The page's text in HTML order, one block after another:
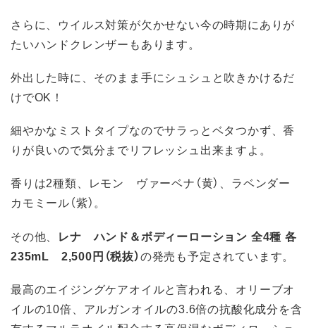
さらに、ウイルス対策が欠かせない今の時期にありが
たいハンドクレンザーもあります。
外出した時に、そのまま手にシュシュと吹きかけるだ
けでOK！
細やかなミストタイプなのでサラっとベタつかず、香
りが良いので気分までリフレッシュ出来ますよ。
香りは2種類、レモン ヴァーベナ（黄）、ラベンダー
カモミール（紫）。
その他、 レナ ハンド＆ボディーローション 全4種 各
235mL 2,500円（税抜）の発売も予定されています。
最高のエイジングケアオイルと言われる、オリーブオ
イルの10倍、アルガンオイルの3.6倍の抗酸化成分を含